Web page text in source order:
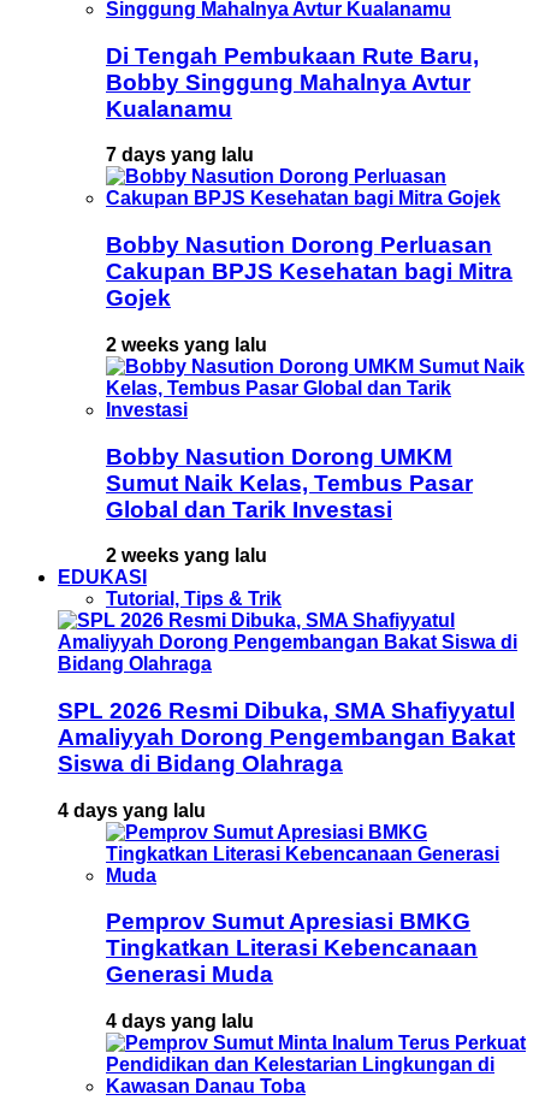
Di Tengah Pembukaan Rute Baru,
Bobby Singgung Mahalnya Avtur
Kualanamu
7 days yang lalu
Bobby Nasution Dorong Perluasan
Cakupan BPJS Kesehatan bagi Mitra
Gojek
2 weeks yang lalu
Bobby Nasution Dorong UMKM
Sumut Naik Kelas, Tembus Pasar
Global dan Tarik Investasi
2 weeks yang lalu
EDUKASI
Tutorial, Tips & Trik
SPL 2026 Resmi Dibuka, SMA Shafiyyatul
Amaliyyah Dorong Pengembangan Bakat
Siswa di Bidang Olahraga
4 days yang lalu
Pemprov Sumut Apresiasi BMKG
Tingkatkan Literasi Kebencanaan
Generasi Muda
4 days yang lalu